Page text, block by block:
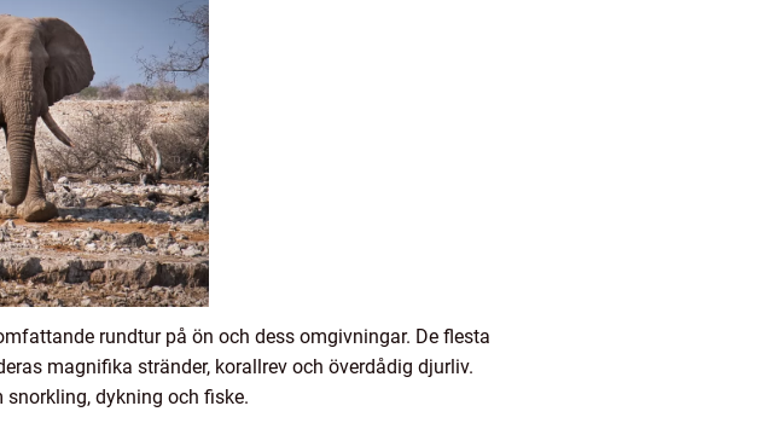
rundtur på ön och dess omgivningar. De flesta
magnifika stränder, korallrev och överdådig djurliv.
dykning och fiske.